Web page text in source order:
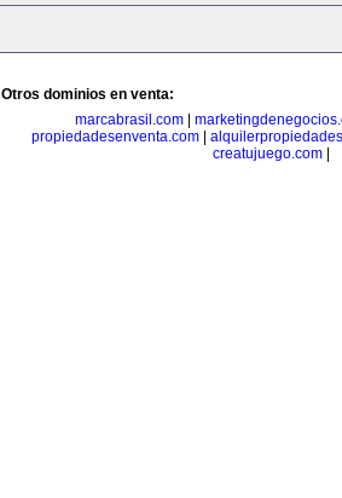
Otros dominios en venta:
marcabrasil.com
propiedadesenventa.com
creatujuego.com|